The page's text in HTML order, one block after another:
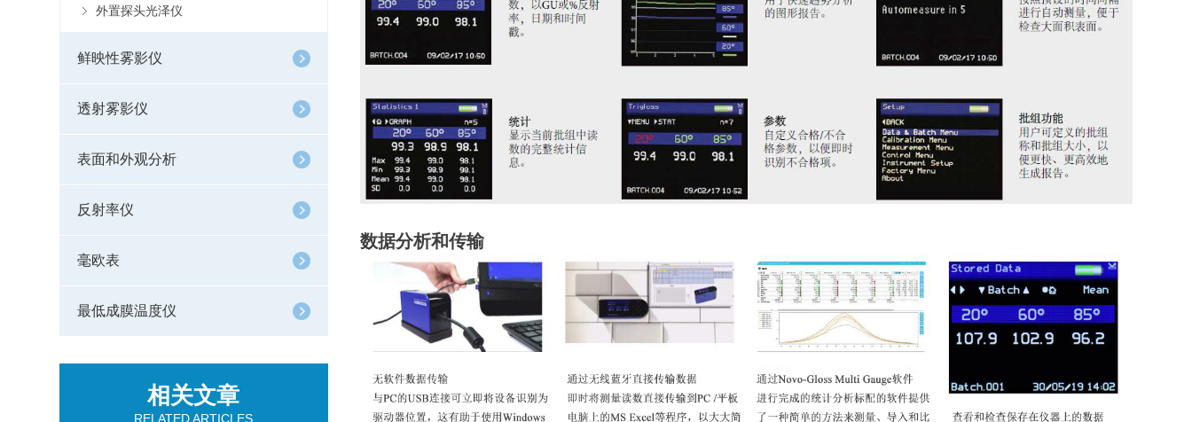
外置探头光泽仪
鲜映性雾影仪
透射雾影仪
表面和外观分析
反射率仪
毫欧表
最低成膜温度仪
相关文章
RELATED ARTICLES
数据分析和传输